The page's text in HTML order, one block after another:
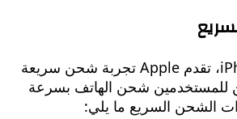
مع هاتف iPhone 16، تقدم Apple تجربة شحن سريعة
شحن الهاتف بسرعة
السريع ما يلي: